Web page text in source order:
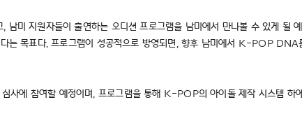
미 지원자들이 출연하는 오디션 프로그램을 남미에서 만나볼 수 있게 될
목표다. 프로그램이 성공적으로 방영되면, 향후 남미에서 K-POP DNA
에 참여할 예정이며, 프로그램을 통해 K-POP의 아이돌 제작 시스템 하